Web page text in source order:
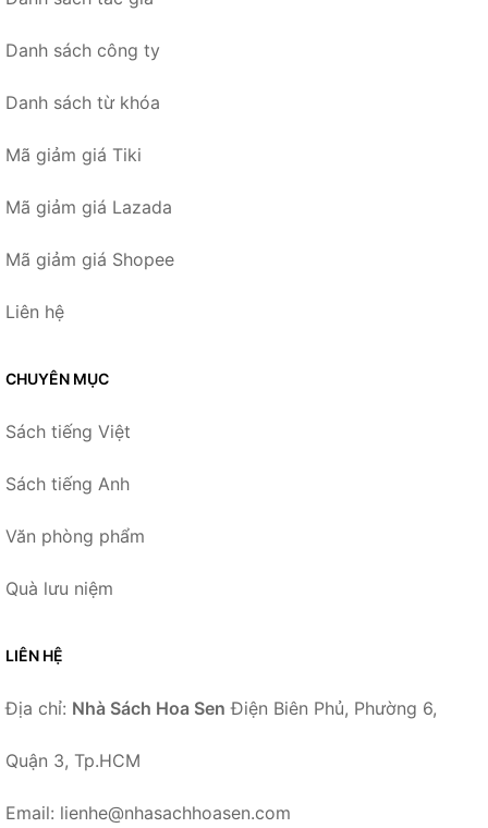
Danh sách công ty
Danh sách từ khóa
Mã giảm giá Tiki
Mã giảm giá Lazada
Mã giảm giá Shopee
Liên hệ
CHUYÊN MỤC
Sách tiếng Việt
Sách tiếng Anh
Văn phòng phẩm
Quà lưu niệm
LIÊN HỆ
Địa chỉ: Nhà Sách Hoa Sen Điện Biên Phủ, Phường 6,
Quận 3, Tp.HCM
Email: lienhe@nhasachhoasen.com